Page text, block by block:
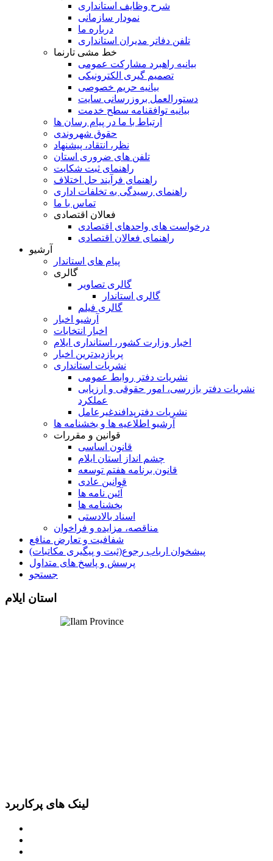
شرح وظایف استانداری
نمودار سازمانی
درباره ما
تلفن دفاتر مدیران استانداری
خط مشی تارنما
بیانیه راهبرد مشارکت عمومی
تصمیم گیری الکترونیکی
بیانیه حریم خصوصی
دستورالعمل بروزرسانی سایت
بیانیه توافقنامه سطح خدمت
ارتباط با ما در پیام رسان ها
حقوق شهروندی
نظر، انتقاد، پیشنهاد
تلفن های ضروری استان
راهنمای ثبت شکایت
راهنمای فرآیند حل اختلاف
راهنمای رسیدگی به تخلفات اداری
تماس با ما
فعالان اقتصادی
درخواست های واحدهای اقتصادی
راهنمای فعالان اقتصادی
آرشیو
پیام های استاندار
گالری
گالری تصاویر
گالری استاندار
گالری فیلم
آرشیو اخبار
اخبار انتخابات
اخبار وزارت کشور، استانداری ایلام
پربازدیدترین اخبار
نشریات استانداری
نشریات دفتر روابط عمومی
نشريات دفتر بازرسی، امور حقوقی و ارزيابی
عملکرد
نشريات دفترپدافندغيرعامل
آرشیو اطلاعیه ها و بخشنامه ها
قوانین و مقررات
قانون اساسی
چشم انداز استان ایلام
قانون برنامه هفتم توسعه
قوانین عادی
آئین نامه ها
بخشنامه ها
اسناد بالادستی
مناقصه، مزایده و فراخوان
شفافیت و تعارض منافع
پیشخوان ارباب رجوع(ثبت و پیگیری مکاتبات)
پرسش و پاسخ های متداول
جستجو
استان ایلام
لینک های پرکاربرد